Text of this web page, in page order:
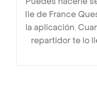
Ile de France
la aplicación.
repartidor te lo